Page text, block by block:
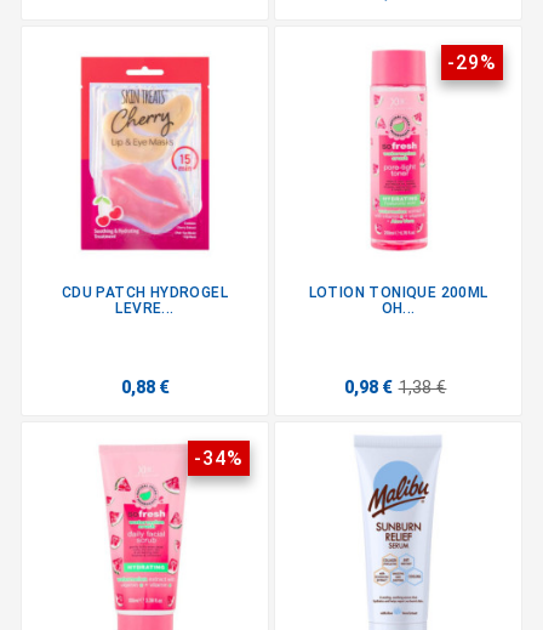
CDU PATCH HYDROGEL
LEVRE...
0,88 €
-29%
LOTION TONIQUE 200ML
OH...
0,98 € 1,38 €
-34%